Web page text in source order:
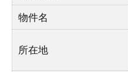
物件名
所在地